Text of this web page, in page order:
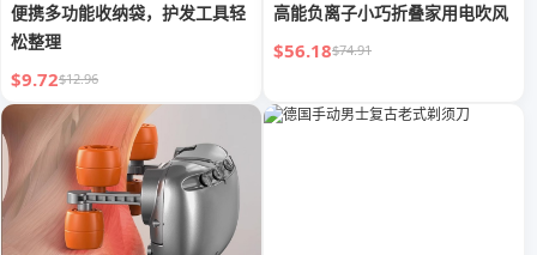
便携多功能收纳袋，护发工具轻
松整理
$9.72$12.96
高能负离子小巧折叠家用电吹风
$56.18$74.91